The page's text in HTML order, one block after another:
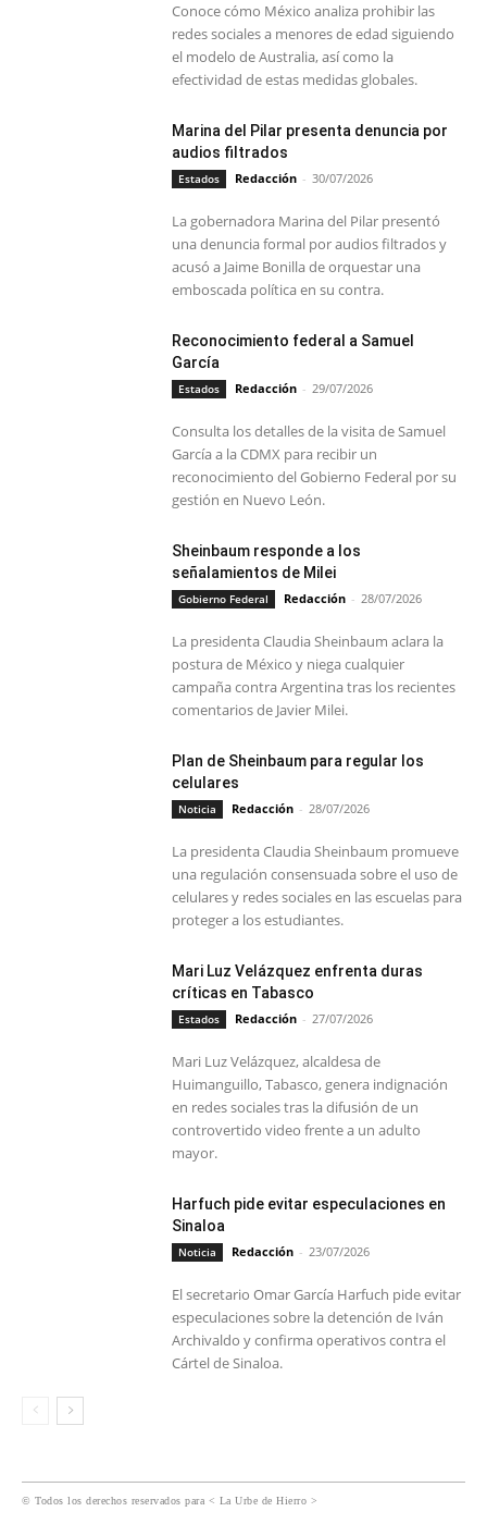
Conoce cómo México analiza prohibir las
redes sociales a menores de edad siguiendo
el modelo de Australia, así como la
efectividad de estas medidas globales.
Marina del Pilar presenta denuncia por
audios filtrados
Estados Redacción - 30/07/2026
La gobernadora Marina del Pilar presentó
una denuncia formal por audios filtrados y
acusó a Jaime Bonilla de orquestar una
emboscada política en su contra.
Reconocimiento federal a Samuel
García
Estados Redacción - 29/07/2026
Consulta los detalles de la visita de Samuel
García a la CDMX para recibir un
reconocimiento del Gobierno Federal por su
gestión en Nuevo León.
Sheinbaum responde a los
señalamientos de Milei
Gobierno Federal Redacción - 28/07/2026
La presidenta Claudia Sheinbaum aclara la
postura de México y niega cualquier
campaña contra Argentina tras los recientes
comentarios de Javier Milei.
Plan de Sheinbaum para regular los
celulares
Noticia Redacción - 28/07/2026
La presidenta Claudia Sheinbaum promueve
una regulación consensuada sobre el uso de
celulares y redes sociales en las escuelas para
proteger a los estudiantes.
Mari Luz Velázquez enfrenta duras
críticas en Tabasco
Estados Redacción - 27/07/2026
Mari Luz Velázquez, alcaldesa de
Huimanguillo, Tabasco, genera indignación
en redes sociales tras la difusión de un
controvertido video frente a un adulto
mayor.
Harfuch pide evitar especulaciones en
Sinaloa
Noticia Redacción - 23/07/2026
El secretario Omar García Harfuch pide evitar
especulaciones sobre la detención de Iván
Archivaldo y confirma operativos contra el
Cártel de Sinaloa.
© Todos los derechos reservados para < La Urbe de Hierro >